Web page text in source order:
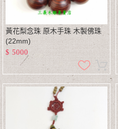
黃花梨念珠 原木手珠 木製佛珠
(22mm)
$ 5000